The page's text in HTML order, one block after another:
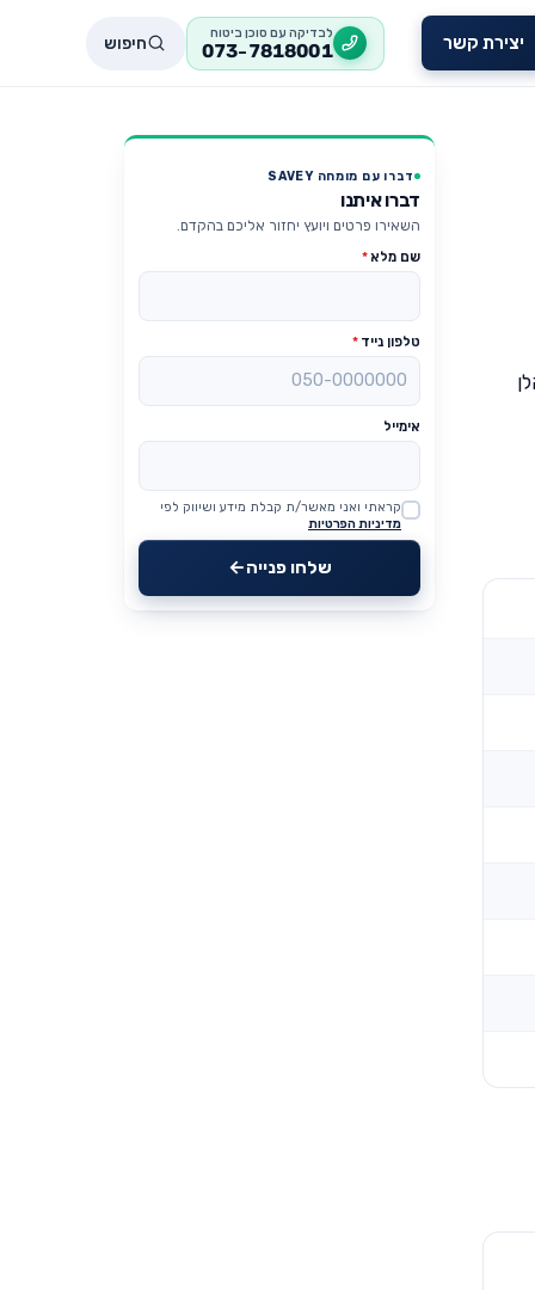
יצירת קשר לבדיקה עם סוכן ביטוח
073-7818001 חיפוש
דברו עם מומחה SAVEY
דברו איתנו
השאירו פרטים ויועץ יחזור אליכם בהקדם.
שם מלא*
טלפון נייד *
אימייל
Website
קראתי ואני מאשר/ת קבלת מידע ושיווק לפי
מדיניות הפרטיות
שלחו פנייה